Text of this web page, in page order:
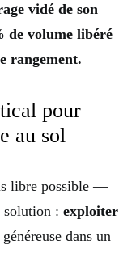
vidé de son
de volume libéré
rangement.
pour
au sol
libre possible —
solution : exploiter
dans un